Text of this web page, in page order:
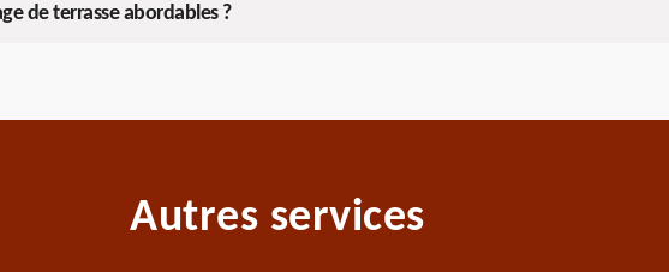
de terrasse abordables ?
Autres services